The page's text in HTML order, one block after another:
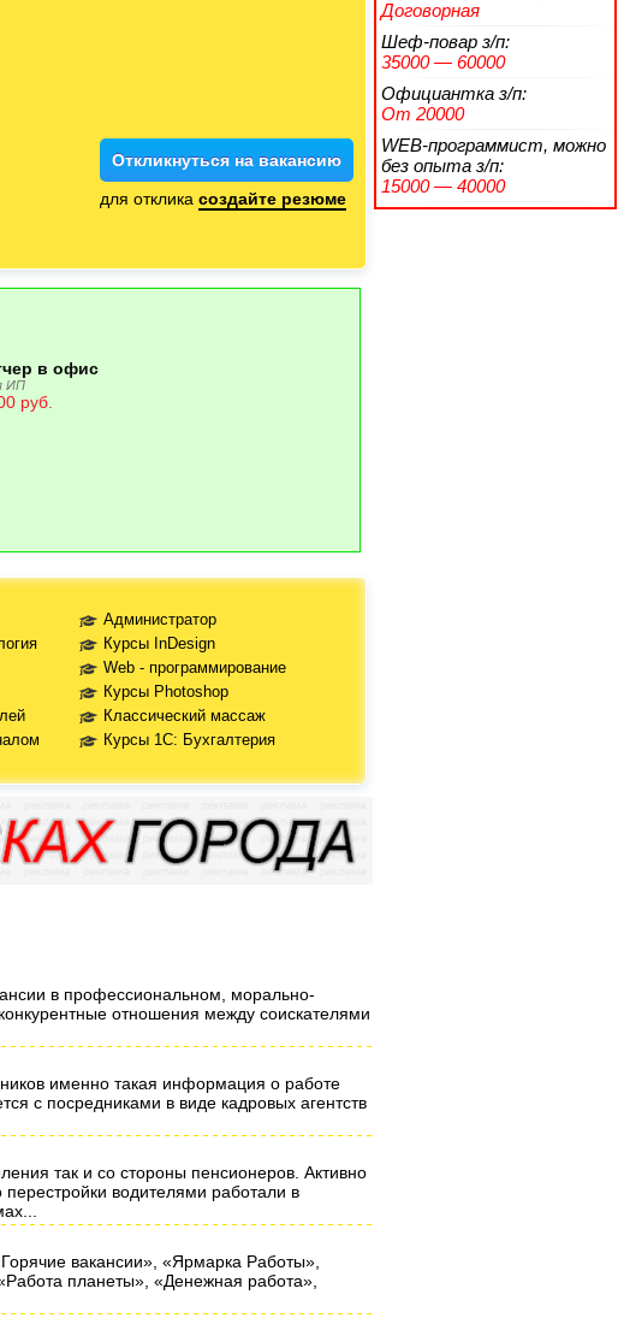
Откликнуться на вакансию
для отклика создайте резюме
в офис
ИП
руб.
Администратор
Курсы InDesign
Web - программирование
Курсы Photoshop
Классический массаж
Курсы 1С: Бухгалтерия
в профессиональном, морально-
отношения между соискателями
именно такая информация о работе
с посредниками в виде кадровых агентств
так и со стороны пенсионеров. Активно
водителями работали в
вакансии», «Ярмарка Работы»,
планеты», «Денежная работа»,
Договорная
Шеф-повар з/п:
35000 — 60000
Официантка з/п:
От 20000
WEB-программист, можно
без опыта з/п:
15000 — 40000